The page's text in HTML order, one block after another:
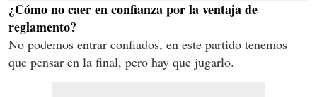
¿Cómo no caer en confianza por la ventaja de
reglamento?
No podemos entrar confiados, en este partido tenemos
que pensar en la final, pero hay que jugarlo.